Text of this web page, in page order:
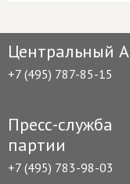
Центральный
+7 (495) 787-85-15
Пресс-служба
партии
+7 (495) 783-98-03